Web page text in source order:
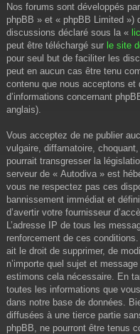
Nos forums sont développés
phpBB » et « phpBB Limited »)
discussions déclaré sous la «
peut être téléchargé sur le site
pour seul but de faciliter les
peut en aucun cas être tenu
contenu que nous acceptons et
d’informations concernant
anglais).
Vous acceptez de ne publier
vulgaire, diffamatoire,
pourrait transgresser la
serveur de « Autodiva » est
vous ne respectez pas ces
bannissement immédiat et
d’avertir votre fournisseur
L’adresse IP de tous les
renforcement de ces
ait le droit de supprimer, de
n’importe quel sujet et
estimons cela nécessaire. En
toutes les informations que
dans notre base de données.
diffusées à une tierce partie
phpBB, ne pourront être tenus